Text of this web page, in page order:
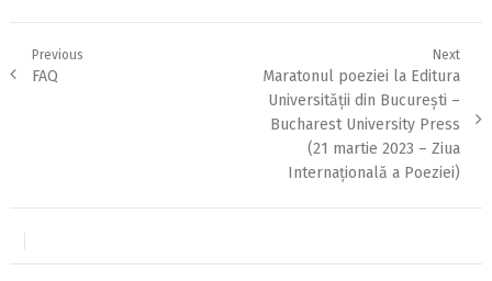
Post
navigation
Previous
Previous
FAQ
Next
Next
post:
Maratonul poeziei la Editura
Universității din București –
Bucharest University Press
(21 martie 2023 – Ziua
Internațională a Poeziei)